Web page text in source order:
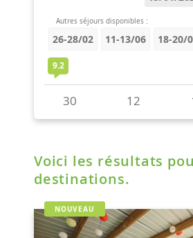
Voici les résultats
destinations.